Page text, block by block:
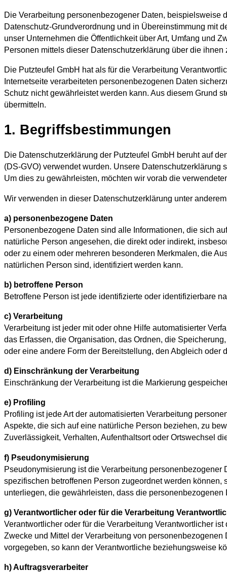
Die Verarbeitung personenbezogener Daten, beispielsweise
Datenschutz-Grundverordnung und in Übereinstimmung mit
unser Unternehmen die Öffentlichkeit über Art, Umfang und
Personen mittels dieser Datenschutzerklärung über die
Die Putzteufel GmbH hat als für die Verarbeitung
Internetseite verarbeiteten personenbezogenen Daten
Schutz nicht gewährleistet werden kann. Aus diesem Grund
übermitteln.
1. Begriffsbestimmungen
Die Datenschutzerklärung der Putzteufel GmbH beruht auf
(DS-GVO) verwendet wurden. Unsere
Um dies zu gewährleisten, möchten wir vorab die
Wir verwenden in dieser Datenschutzerklärung unter
a) personenbezogene Daten
Personenbezogene Daten sind alle Informationen, die sich
natürliche Person angesehen, die direkt oder indirekt,
oder zu einem oder mehreren besonderen Merkmalen, die
natürlichen Person sind, identifiziert werden kann.
b) betroffene Person
Betroffene Person ist jede identifizierte oder identifizierbare
c) Verarbeitung
Verarbeitung ist jeder mit oder ohne Hilfe automatisierter
das Erfassen, die Organisation, das Ordnen, die
oder eine andere Form der Bereitstellung, den Abgleich
d) Einschränkung der Verarbeitung
Einschränkung der Verarbeitung ist die Markierung
e) Profiling
Profiling ist jede Art der automatisierten Verarbeitung
Aspekte, die sich auf eine natürliche Person beziehen, zu
Zuverlässigkeit, Verhalten, Aufenthaltsort oder Ortswechsel
f) Pseudonymisierung
Pseudonymisierung ist die Verarbeitung
spezifischen betroffenen Person zugeordnet werden
unterliegen, die gewährleisten, dass die
g) Verantwortlicher oder für die Verarbeitung
Verantwortlicher oder für die Verarbeitung Verantwortlicher
Zwecke und Mittel der Verarbeitung von
vorgegeben, so kann der Verantwortliche beziehungsweise
h) Auftragsverarbeiter